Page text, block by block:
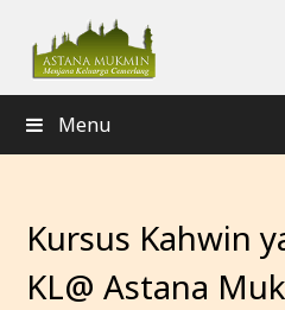
Menu
Kursus Kahwin
KL@ Astana